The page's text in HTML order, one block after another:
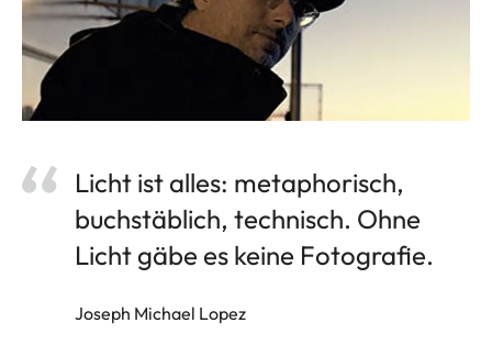
Licht ist alles: metaphorisch,
buchstäblich, technisch. Ohne
Licht gäbe es keine Fotografie.
Joseph Michael Lopez